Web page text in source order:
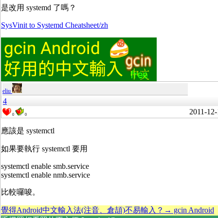
是改用 systemd 了嗎？
SysVinit to Systemd Cheatsheet/zh
eliu
4
0 0 2011-
應該是 systemctl
如果要執行 systemctl 要用
systemctl enable smb.service
systemctl enable nmb.service
比較囉唆。
覺得Android中文輸入法(注音、倉頡)不易輸入？→ gcin Android